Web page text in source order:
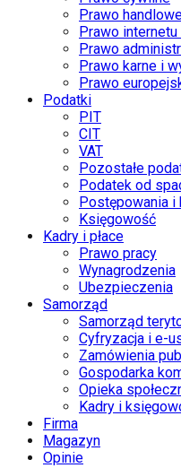
Prawo
Prawo
Prawo
Prawo karne i
Prawo
Podatki
PIT
CIT
VAT
Pozostałe
Podatek od
Postępowania
Księgowość
Kadry i płace
Prawo pracy
Wynagrodzenia
Ubezpieczenia
Samorząd
Samorząd
Cyfryzacja i e-
Zamówienia
Gospodarka
Opieka
Kadry i
Firma
Magazyn
Opinie